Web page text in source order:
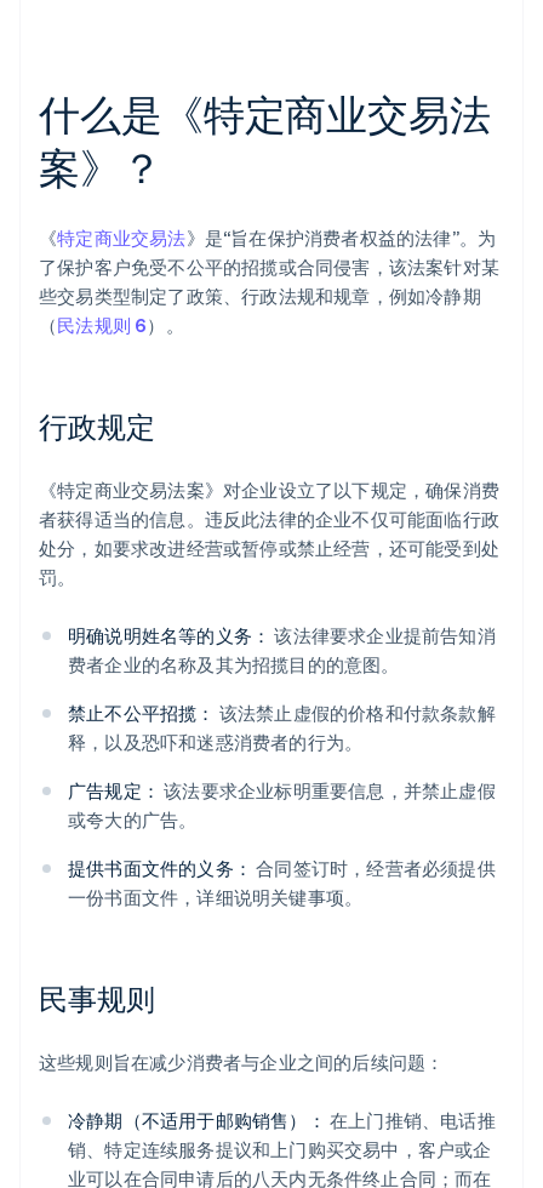
什么是《特定商业交易法
案》？
《特定商业交易法》是“旨在保护消费者权益的法律”。为
了保护客户免受不公平的招揽或合同侵害，该法案针对某
些交易类型制定了政策、行政法规和规章，例如冷静期
（民法规则 6）。
行政规定
《特定商业交易法案》对企业设立了以下规定，确保消费
者获得适当的信息。违反此法律的企业不仅可能面临行政
处分，如要求改进经营或暂停或禁止经营，还可能受到处
罚。
明确说明姓名等的义务： 该法律要求企业提前告知消
费者企业的名称及其为招揽目的的意图。
禁止不公平招揽： 该法禁止虚假的价格和付款条款解
释，以及恐吓和迷惑消费者的行为。
广告规定： 该法要求企业标明重要信息，并禁止虚假
或夸大的广告。
提供书面文件的义务： 合同签订时，经营者必须提供
一份书面文件，详细说明关键事项。
民事规则
这些规则旨在减少消费者与企业之间的后续问题：
冷静期（不适用于邮购销售）： 在上门推销、电话推
销、特定连续服务提议和上门购买交易中，客户或企
业可以在合同申请后的八天内无条件终止合同；而在